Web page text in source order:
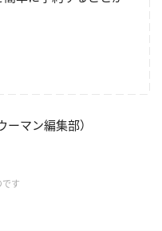
ーマン編集部）
す